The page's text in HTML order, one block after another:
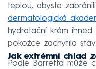
teplou, abyste
dermatologická
hydratační krém
pokožce zachytila
Jak extrémní chlad
Podle Barretta může